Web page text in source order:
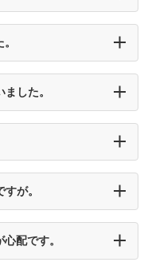
した。
が。
配です。